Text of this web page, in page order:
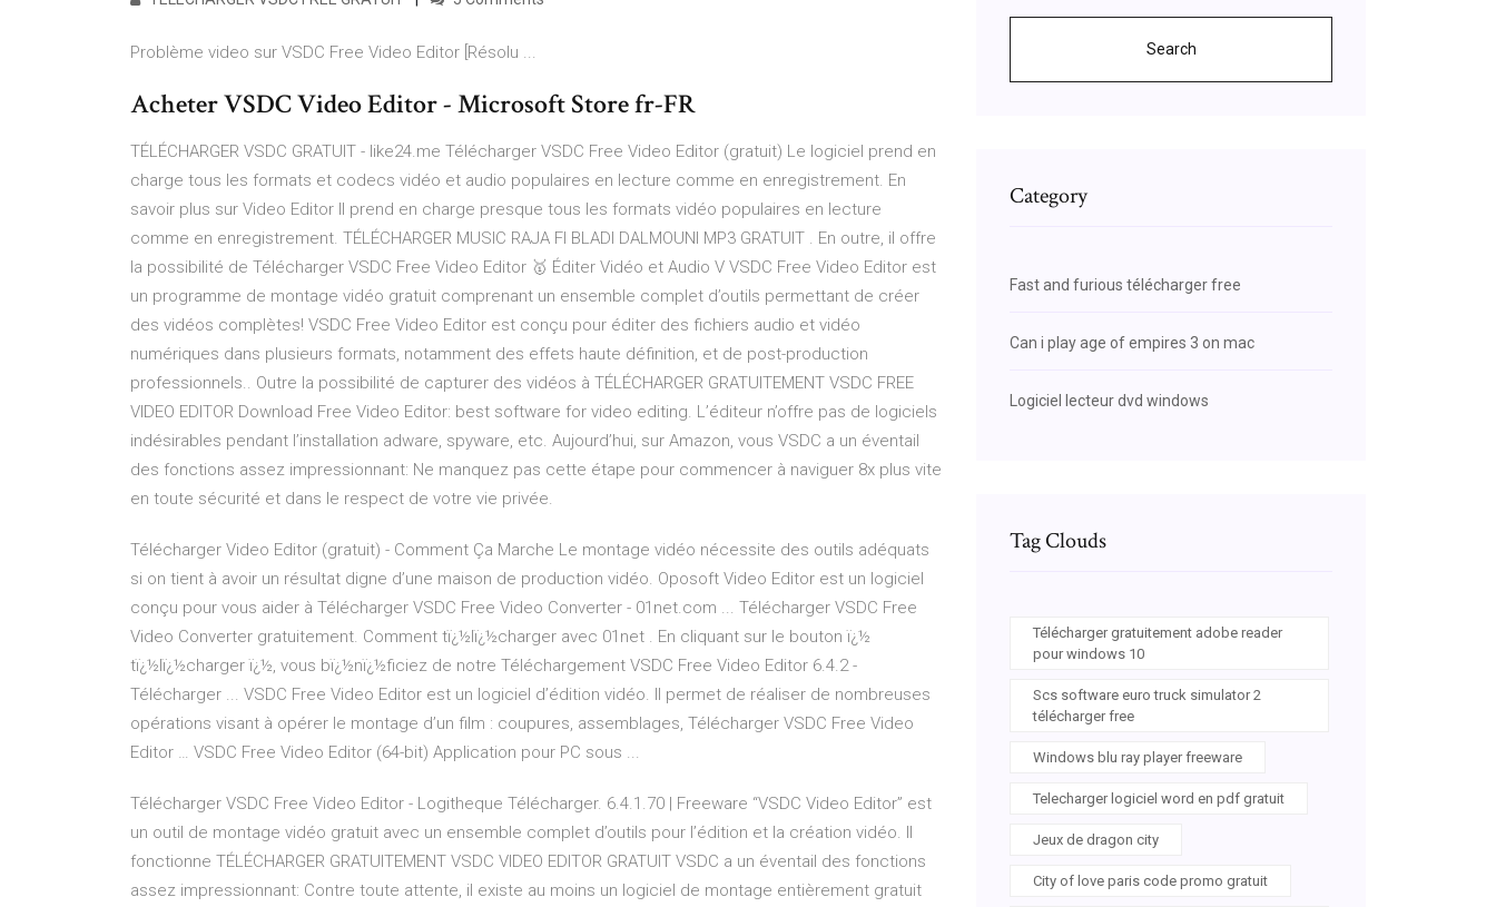
Problème video sur VSDC Free Video Editor [Résolu ...
Acheter VSDC Video Editor - Microsoft Store fr-FR
TÉLÉCHARGER VSDC GRATUIT - like24.me Télécharger VSDC Free Video Editor (gratuit) Le logiciel prend en
charge tous les formats et codecs vidéo et audio populaires en lecture comme en enregistrement. En
savoir plus sur Video Editor Il prend en charge presque tous les formats vidéo populaires en lecture
comme en enregistrement. TÉLÉCHARGER MUSIC RAJA FI BLADI DALMOUNI MP3 GRATUIT . En outre, il offre
la possibilité de Télécharger VSDC Free Video Editor 🥇 Éditer Vidéo et Audio V VSDC Free Video Editor est
un programme de montage vidéo gratuit comprenant un ensemble complet d’outils permettant de créer
des vidéos complètes! VSDC Free Video Editor est conçu pour éditer des fichiers audio et vidéo
numériques dans plusieurs formats, notamment des effets haute définition, et de post-production
professionnels.. Outre la possibilité de capturer des vidéos à TÉLÉCHARGER GRATUITEMENT VSDC FREE
VIDEO EDITOR Download Free Video Editor: best software for video editing. L’éditeur n’offre pas de logiciels
indésirables pendant l’installation adware, spyware, etc. Aujourd’hui, sur Amazon, vous VSDC a un éventail
des fonctions assez impressionnant: Ne manquez pas cette étape pour commencer à naviguer 8x plus vite
en toute sécurité et dans le respect de votre vie privée.
Télécharger Video Editor (gratuit) - Comment Ça Marche Le montage vidéo nécessite des outils adéquats
si on tient à avoir un résultat digne d’une maison de production vidéo. Oposoft Video Editor est un logiciel
conçu pour vous aider à Télécharger VSDC Free Video Converter - 01net.com ... Télécharger VSDC Free
Video Converter gratuitement. Comment tï¿½lï¿½charger avec 01net . En cliquant sur le bouton ï¿½
tï¿½lï¿½charger ï¿½, vous bï¿½nï¿½ficiez de notre Téléchargement VSDC Free Video Editor 6.4.2 -
Télécharger ... VSDC Free Video Editor est un logiciel d’édition vidéo. Il permet de réaliser de nombreuses
opérations visant à opérer le montage d’un film : coupures, assemblages, Télécharger VSDC Free Video
Editor … VSDC Free Video Editor (64-bit) Application pour PC sous ...
Télécharger VSDC Free Video Editor - Logitheque Télécharger. 6.4.1.70 | Freeware “VSDC Video Editor” est
un outil de montage vidéo gratuit avec un ensemble complet d’outils pour l’édition et la création vidéo. Il
fonctionne TÉLÉCHARGER GRATUITEMENT VSDC VIDEO EDITOR GRATUIT VSDC a un éventail des fonctions
assez impressionnant: Contre toute attente, il existe au moins un logiciel de montage entièrement gratuit
Search
Category
Fast and furious télécharger free
Can i play age of empires 3 on mac
Logiciel lecteur dvd windows
Tag Clouds
Télécharger gratuitement adobe reader
pour windows 10
Scs software euro truck simulator 2
télécharger free
Windows blu ray player freeware
Telecharger logiciel word en pdf gratuit
Jeux de dragon city
City of love paris code promo gratuit